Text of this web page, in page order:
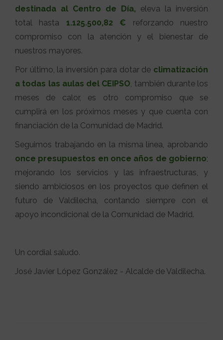
destinada al Centro de Día, eleva la inversión
total hasta 1.125.500,82 € reforzando nuestro
compromiso con la atención y el bienestar de
nuestros mayores.
Por último, la inversión para dotar de climatización
a todas las aulas del CEIPSO , también durante los
meses de calor, es otro compromiso que se
cumplirá en los próximos meses y que cuenta con
financiación de la Comunidad de Madrid.
Seguimos trabajando en la misma línea, aprobando
once presupuestos en once años de gobierno;
mejorando los servicios y las infraestructuras, y
siendo ambiciosos en los proyectos que definen el
futuro de Valdilecha, contando siempre con el
apoyo incondicional de la Comunidad de Madrid.
Un cordial saludo.
José Javier López González - Alcalde de Valdilecha.